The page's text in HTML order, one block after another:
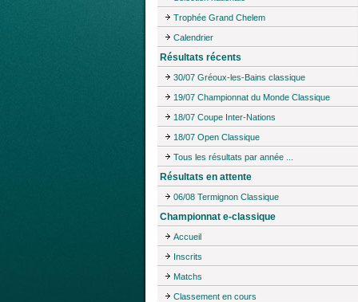
Trophée Grand Chelem
Calendrier
Résultats récents
30/07 Gréoux-les-Bains classique
19/07 Championnat du Monde Classique
18/07 Coupe Inter-Nations
18/07 Open Classique
Tous les résultats par année ...
Résultats en attente
06/08 Termignon Classique
Championnat e-classique
Accueil
Inscrits
Matchs
Classement en cours